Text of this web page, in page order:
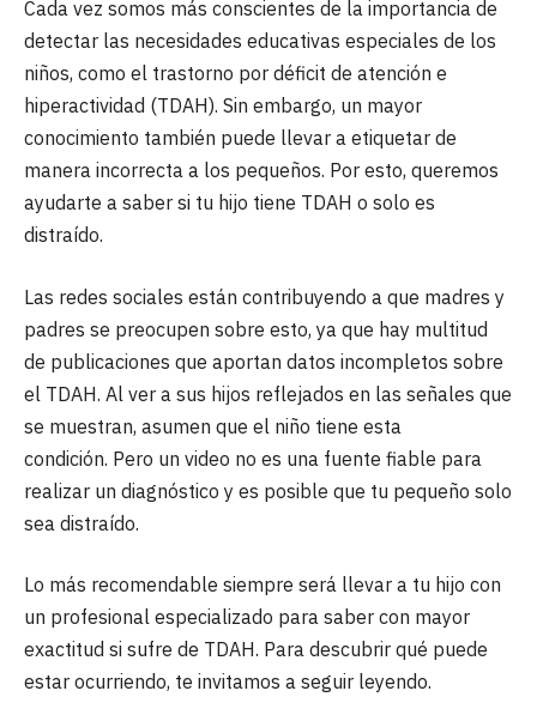
Cada vez somos más conscientes de la importancia de
detectar las necesidades educativas especiales de los
niños, como el trastorno por déficit de atención e
hiperactividad (TDAH). Sin embargo, un mayor
conocimiento también puede llevar a etiquetar de
manera incorrecta a los pequeños. Por esto, queremos
ayudarte a saber si tu hijo tiene TDAH o solo es
distraído.
Las redes sociales están contribuyendo a que madres y
padres se preocupen sobre esto, ya que hay multitud
de publicaciones que aportan datos incompletos sobre
el TDAH. Al ver a sus hijos reflejados en las señales que
se muestran, asumen que el niño tiene esta
condición. Pero un video no es una fuente fiable para
realizar un diagnóstico y es posible que tu pequeño solo
sea distraído.
Lo más recomendable siempre será llevar a tu hijo con
un profesional especializado para saber con mayor
exactitud si sufre de TDAH. Para descubrir qué puede
estar ocurriendo, te invitamos a seguir leyendo.